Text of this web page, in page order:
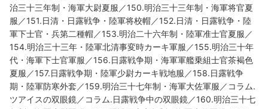
治三十三年制・海軍大尉夏服／150.明治三十三年制・海軍将官夏
服／151.日清・日露戦争・陸軍将校帽／152.日清・日露戦争・陸
軍下士官・兵第二種帽／153.明治二十六年制・陸軍准士官夏服／
154.明治三十三年・陸軍北清事変時カーキ軍服／155.明治三十年
代・海軍下士官軍服／156.日露戦争期・海軍軍艦乗組士官茶褐色
夏服／157.日露戦争期・陸軍少尉カーキ戦地服／158.日露戦争
期・陸軍防寒外套／159.明治三十七年制・海軍大佐軍服／コラム.
ツアイスの双眼鏡／コラム.日露戦争中の双眼鏡／160.明治三十七